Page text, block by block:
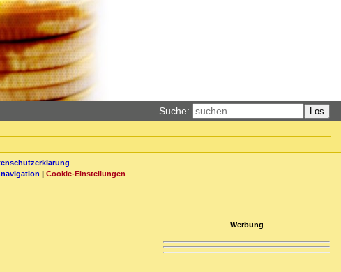
Suche: Los
| Cookie-Einstellungen
Werbung